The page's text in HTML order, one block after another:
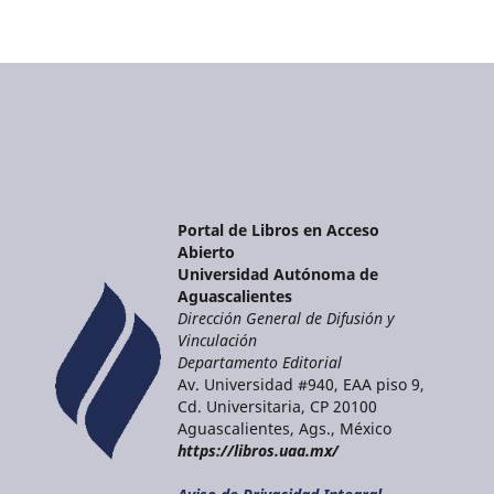
Portal de Libros en Acceso
Abierto
Universidad Autónoma de
Aguascalientes
Dirección General de Difusión y
Vinculación
Departamento Editorial
Av. Universidad #940, EAA piso 9,
Cd. Universitaria, CP 20100
Aguascalientes, Ags., México
https://libros.uaa.mx/